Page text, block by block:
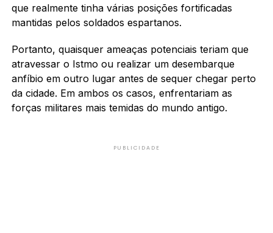
que realmente tinha várias posições fortificadas
mantidas pelos soldados espartanos.
Portanto, quaisquer ameaças potenciais teriam que
atravessar o Istmo ou realizar um desembarque
anfíbio em outro lugar antes de sequer chegar perto
da cidade. Em ambos os casos, enfrentariam as
forças militares mais temidas do mundo antigo.
PUBLICIDADE